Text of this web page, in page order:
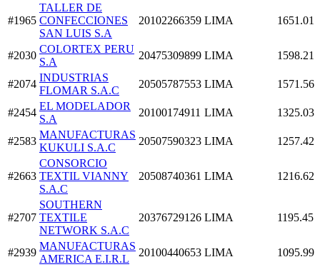
#1965
TALLER DE
CONFECCIONES
SAN LUIS S.A
20102266359 LIMA 1651.01
#2030
COLORTEX PERU
S.A
20475309899 LIMA 1598.21
#2074
INDUSTRIAS
FLOMAR S.A.C
20505787553 LIMA 1571.56
#2454
EL MODELADOR
S.A
20100174911 LIMA 1325.03
#2583
MANUFACTURAS
KUKULI S.A.C
20507590323 LIMA 1257.42
#2663
CONSORCIO
TEXTIL VIANNY
S.A.C
20508740361 LIMA 1216.62
#2707
SOUTHERN
TEXTILE
NETWORK S.A.C
20376729126 LIMA 1195.45
#2939
MANUFACTURAS
AMERICA E.I.R.L
20100440653 LIMA 1095.99